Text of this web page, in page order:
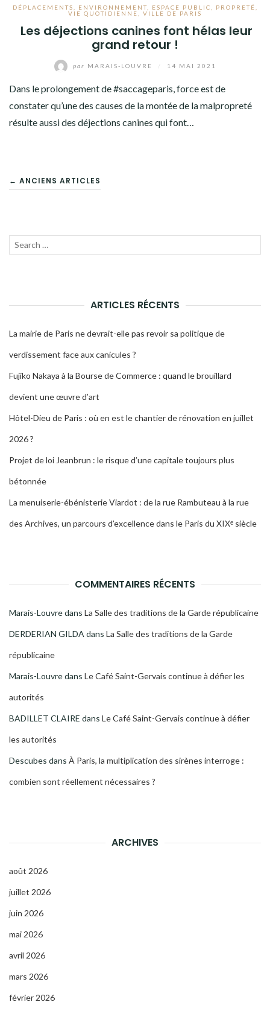
DÉPLACEMENTS ENVIRONNEMENT, ESPACE PUBLIC PROPRETÉ
VIE QUOTIDIENNE
VILLE DE PARIS
Les déjections canines font hélas leur
grand retour !
par MARAIS-LOUVRE 14 MAI 2021
Dans le prolongement de #saccageparis, force est de
constater qu’une des causes de la montée de la malpropreté
résulte aussi des déjections canines qui font…
NAVIGATION
ARTICLES
← ANCIENS ARTICLES
Recherche
ARTICLES RÉCENTS
La mairie de Paris ne devrait-elle pas revoir sa politique de
verdissement face aux canicules ?
Fujiko Nakaya à la Bourse de Commerce : quand le brouillard
devient une œuvre d’art
Hôtel-Dieu de Paris : où en est le chantier de rénovation en juillet
2026 ?
Projet de loi Jeanbrun : le risque d’une capitale toujours plus
bétonnée
La menuiserie-ébénisterie Viardot : de la rue Rambuteau à la rue
des Archives, un parcours d’excellence dans le Paris du XIXᵉ siècle
COMMENTAIRES RÉCENTS
Marais-Louvredans La Salle des traditions de la Garde républicaine
DERDERIAN GILDA dans La Salle des traditions de la Garde
républicaine
Marais-Louvredans Le Café Saint-Gervais continue à défier les
autorités
BADILLET CLAIRE dans Le Café Saint-Gervais continue à défier
les autorités
Descubes dans À Paris, la multiplication des sirènes interroge :
combien sont réellement nécessaires ?
ARCHIVES
août 2026
juillet 2026
juin 2026
mai 2026
avril 2026
mars 2026
février 2026